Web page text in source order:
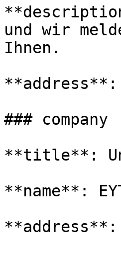
und wir
Ihnen.
### company
**title**:
**name**: